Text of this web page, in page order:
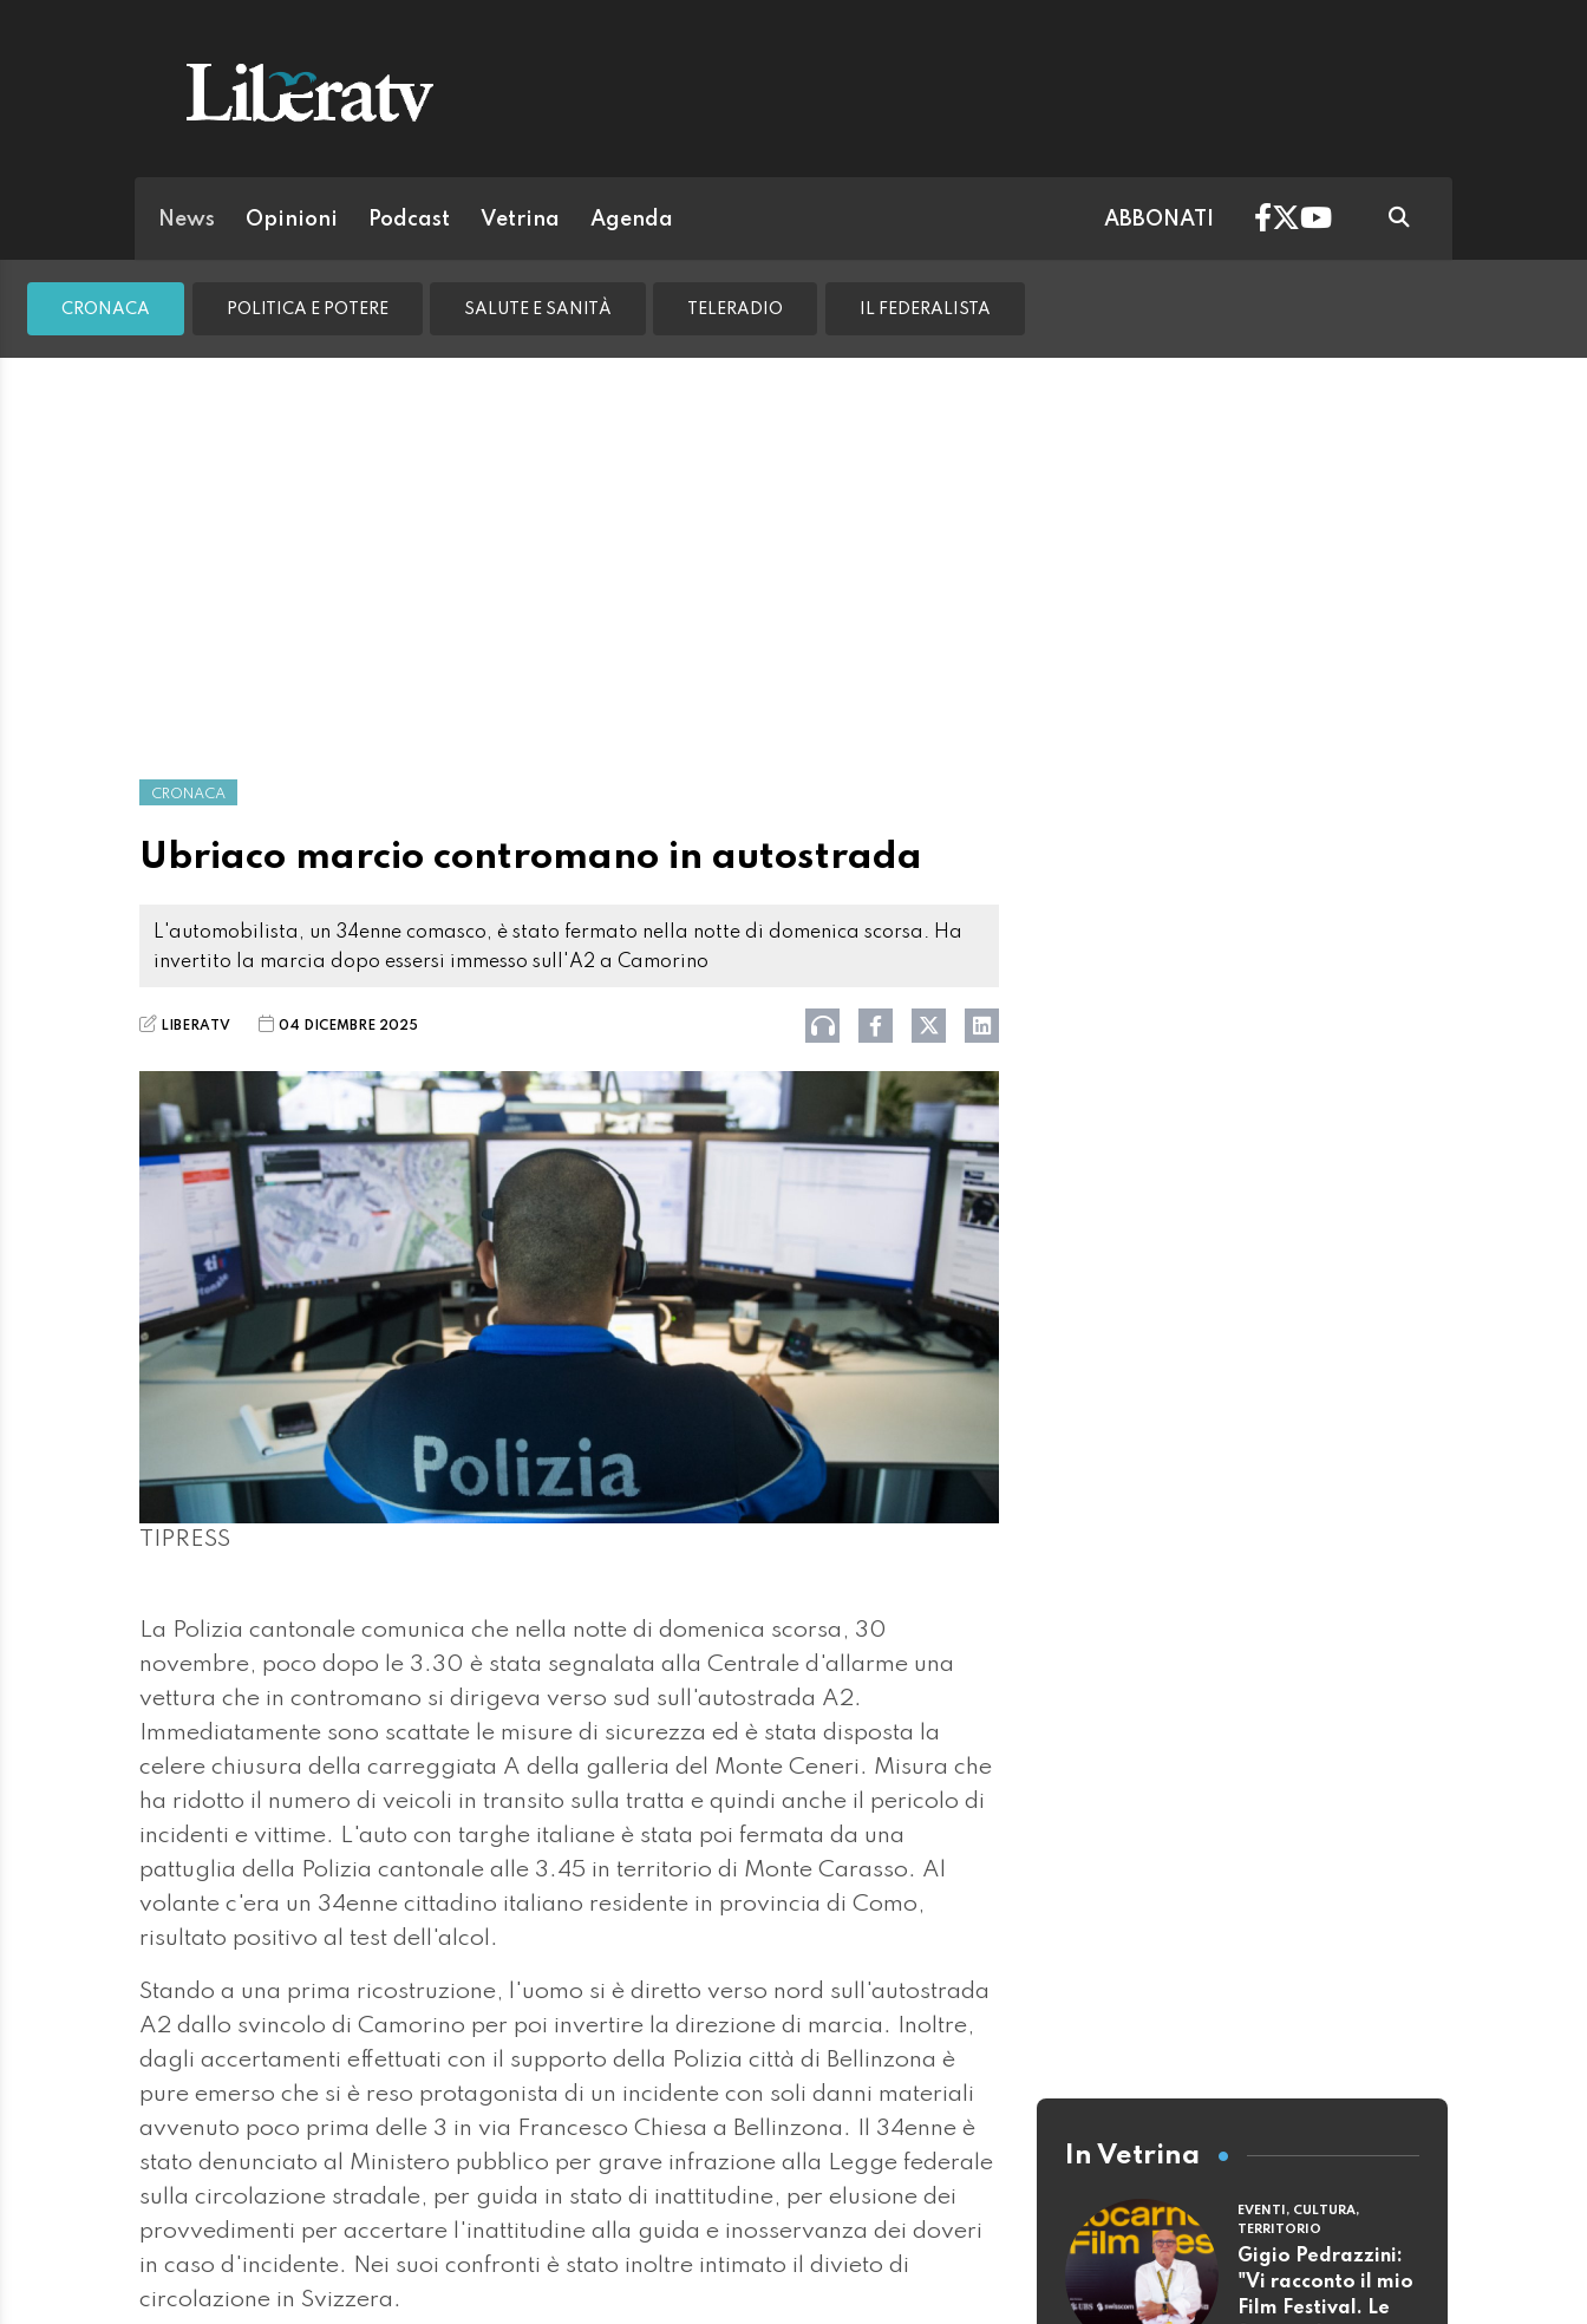
News Opinioni Podcast Vetrina Agenda ABBONATI
CRONACA POLITICA E POTERE SALUTE E SANITÀ TELERADIO IL FEDERALISTA
CRONACA
Ubriaco marcio contromano in autostrada
L'automobilista, un 34enne comasco, è stato fermato nella notte di domenica scorsa. Ha
invertito la marcia dopo essersi immesso sull'A2 a Camorino
LIBERATV 04 DICEMBRE 2025
TIPRESS
La Polizia cantonale comunica che nella notte di domenica scorsa, 30
novembre, poco dopo le 3.30 è stata segnalata alla Centrale d'allarme una
vettura che in contromano si dirigeva verso sud sull'autostrada A2.
Immediatamente sono scattate le misure di sicurezza ed è stata disposta la
celere chiusura della carreggiata A della galleria del Monte Ceneri. Misura che
ha ridotto il numero di veicoli in transito sulla tratta e quindi anche il pericolo di
incidenti e vittime. L'auto con targhe italiane è stata poi fermata da una
pattuglia della Polizia cantonale alle 3.45 in territorio di Monte Carasso. Al
volante c'era un 34enne cittadino italiano residente in provincia di Como,
risultato positivo al test dell'alcol.
Stando a una prima ricostruzione, l'uomo si è diretto verso nord sull'autostrada
A2 dallo svincolo di Camorino per poi invertire la direzione di marcia. Inoltre,
dagli accertamenti effettuati con il supporto della Polizia città di Bellinzona è
pure emerso che si è reso protagonista di un incidente con soli danni materiali
avvenuto poco prima delle 3 in via Francesco Chiesa a Bellinzona. Il 34enne è
stato denunciato al Ministero pubblico per grave infrazione alla Legge federale
sulla circolazione stradale, per guida in stato di inattitudine, per elusione dei
provvedimenti per accertare l'inattitudine alla guida e inosservanza dei doveri
in caso d'incidente. Nei suoi confronti è stato inoltre intimato il divieto di
circolazione in Svizzera.
In Vetrina
EVENTI, CULTURA,
TERRITORIO
Gigio Pedrazzini:
"Vi racconto il mio
Film Festival. Le